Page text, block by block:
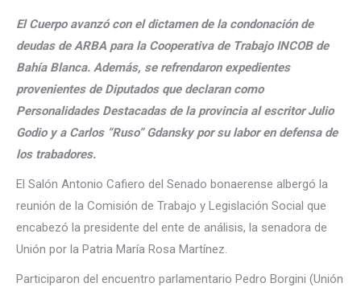
El Cuerpo avanzó con el dictamen de la condonación de
deudas de ARBA para la Cooperativa de Trabajo INCOB de
Bahía Blanca. Además, se refrendaron expedientes
provenientes de Diputados que declaran como
Personalidades Destacadas de la provincia al escritor Julio
Godio y a Carlos “Ruso” Gdansky por su labor en defensa de
los trabadores.
El Salón Antonio Cafiero del Senado bonaerense albergó la
reunión de la Comisión de Trabajo y Legislación Social que
encabezó la presidente del ente de análisis, la senadora de
Unión por la Patria María Rosa Martínez.
Participaron del encuentro parlamentario Pedro Borgini (Unión